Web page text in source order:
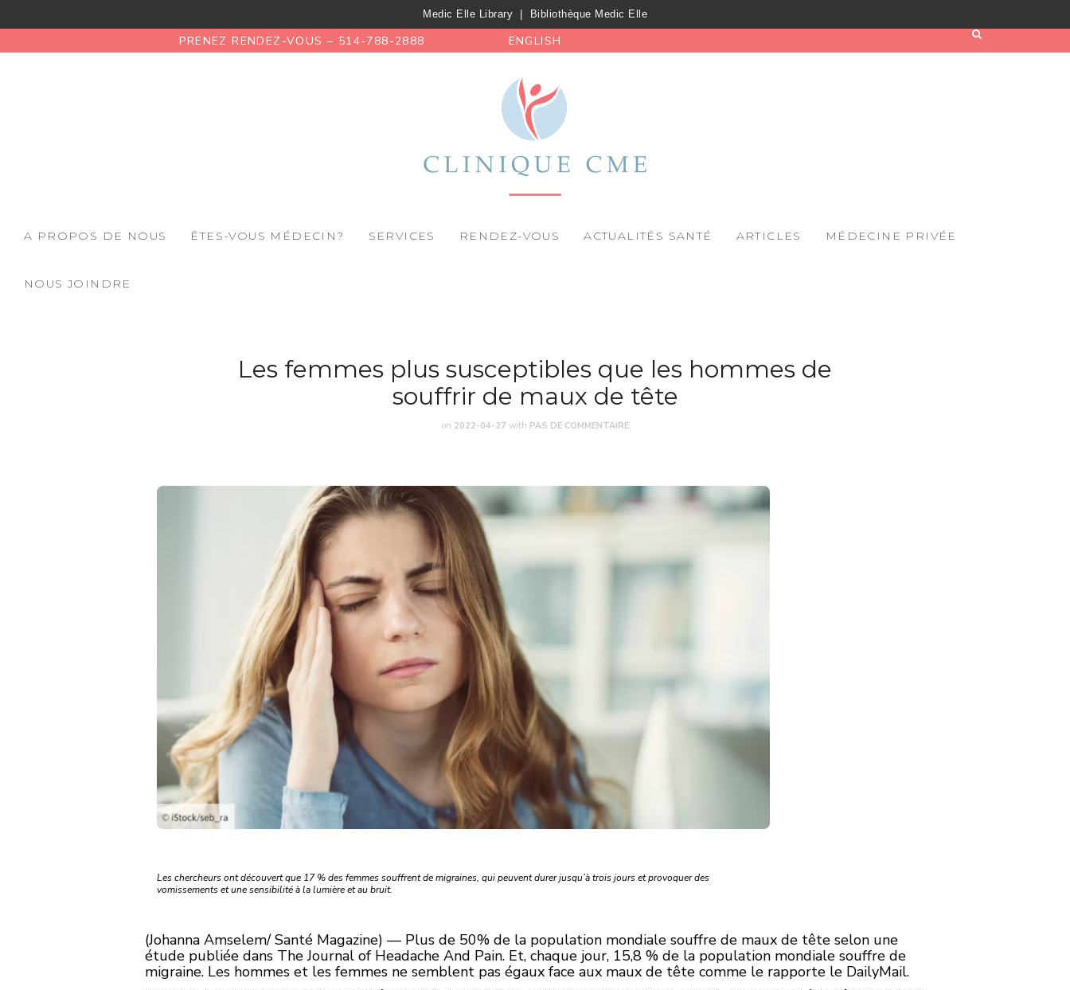
Medic Elle Library Bibliothèque Medic Elle
PRENEZ RENDEZ-VOUS – 514-788-2888 ENGLISH
A PROPOS DE NOUS ÊTES-VOUS MÉDECIN? SERVICES RENDEZ-VOUS ACTUALITÉS SANTÉ ARTICLES MÉDECINE PRIVÉE
NOUS JOINDRE
Les femmes plus susceptibles que les hommes de
souffrir de maux de tête
on 2022-04-27 with PAS DE COMMENTAIRE
Les chercheurs ont découvert que 17 % des femmes souffrent de migraines, qui peuvent durer jusqu’à trois jours et provoquer des
vomissements et une sensibilité à la lumière et au bruit.
(Johanna Amselem/ Santé Magazine) — Plus de 50% de la population mondiale souffre de maux de tête selon une
étude publiée dans The Journal of Headache And Pain. Et, chaque jour, 15,8 % de la population mondiale souffre de
migraine. Les hommes et les femmes ne semblent pas égaux face aux maux de tête comme le rapporte le DailyMail.